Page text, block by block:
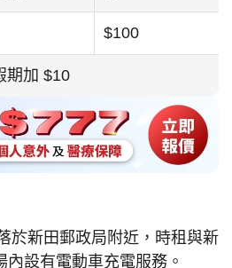
$100
期加 $10
於新田郵政局附近，時租與新
設有電動車充電服務。